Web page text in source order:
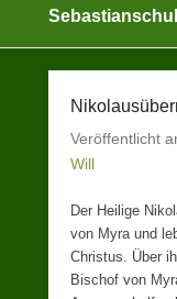
Veröffentlicht
Will
Der Heilige
von Myra und
Christus. Über
Bischof von